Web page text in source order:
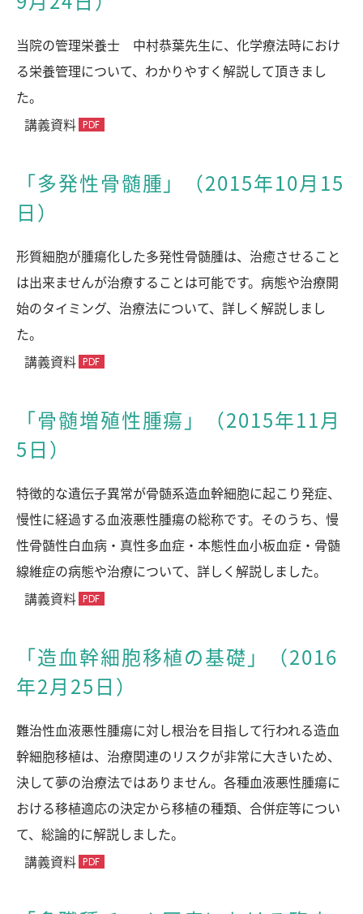
当院の管理栄養士 中村恭葉先生に、化学療法時におけ
る栄養管理について、わかりやすく解説して頂きまし
た。
講義資料
「多発性骨髄腫」（2015年10月15
日）
形質細胞が腫瘍化した多発性骨髄腫は、治癒させること
は出来ませんが治療することは可能です。病態や治療開
始のタイミング、治療法について、詳しく解説しまし
た。
講義資料
「骨髄増殖性腫瘍」（2015年11月
5日）
特徴的な遺伝子異常が骨髄系造血幹細胞に起こり発症、
慢性に経過する血液悪性腫瘍の総称です。そのうち、慢
性骨髄性白血病・真性多血症・本態性血小板血症・骨髄
線維症の病態や治療について、詳しく解説しました。
講義資料
「造血幹細胞移植の基礎」（2016
年2月25日）
難治性血液悪性腫瘍に対し根治を目指して行われる造血
幹細胞移植は、治療関連のリスクが非常に大きいため、
決して夢の治療法ではありません。各種血液悪性腫瘍に
おける移植適応の決定から移植の種類、合併症等につい
て、総論的に解説しました。
講義資料